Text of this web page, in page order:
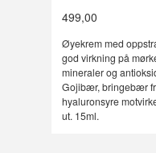
499,00
Øyekrem med
god virkning på
mineraler og
Gojibær, bringebær
hyaluronsyre
ut. 15ml.